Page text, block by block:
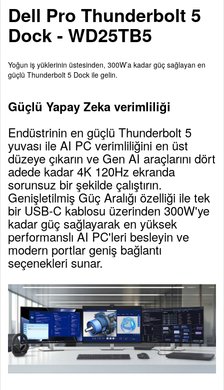
Dell Pro Thunderbolt 5
Dock - WD25TB5
Yoğun iş yüklerinin üstesinden, 300W’a kadar güç sağlayan en
güçlü Thunderbolt 5 Dock ile gelin.
Güçlü Yapay Zeka verimliliği
Endüstrinin en güçlü Thunderbolt 5
yuvası ile AI PC verimliliğini en üst
düzeye çıkarın ve Gen AI araçlarını dört
adede kadar 4K 120Hz ekranda
sorunsuz bir şekilde çalıştırın.
Genişletilmiş Güç Aralığı özelliği ile tek
bir USB-C kablosu üzerinden 300W'ye
kadar güç sağlayarak en yüksek
performanslı AI PC'leri besleyin ve
modern portlar geniş bağlantı
seçenekleri sunar.